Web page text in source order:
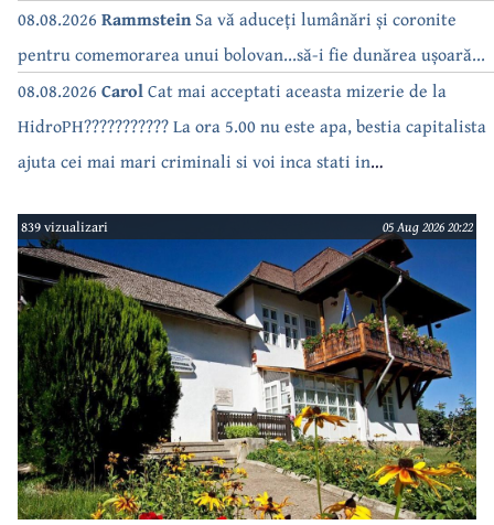
bea apa de la robinet.Asta as intreba o si pe Izabel Mitrea
08.08.2026 RammsteinSa vă aduceți lumânări și coronite
pentru comemorarea unui bolovan...să-i fie dunărea ușoară...
08.08.2026 CarolCat mai acceptati aceasta mizerie de la
HidroPH??????????? La ora 5.00 nu este apa, bestia capitalista
ajuta cei mai mari criminali si voi inca stati in
839 vizualizari 05 Aug 2026 20:22